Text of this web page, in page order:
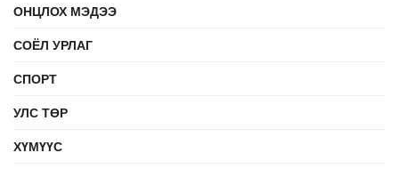
ОНЦЛОХ МЭДЭЭ
СОЁЛ УРЛАГ
СПОРТ
УЛС ТӨР
ХҮМҮҮС